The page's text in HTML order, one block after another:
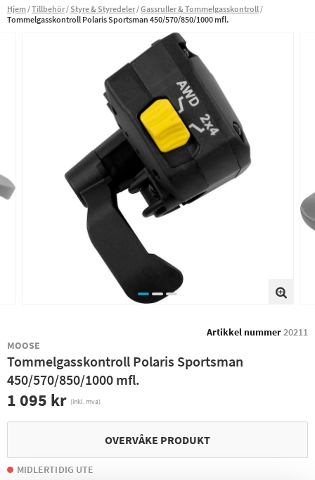
Hjem Tillbehör Styre & Styredeler Gassruller & Tommelgasskontroll
Tommelgasskontroll Polaris Sportsman 450/570/850/1000 mfl.
Artikkel nummer20211
MOOSE
Tommelgasskontroll Polaris Sportsman
450/570/850/1000 mfl.
1 095 kr (inkl. mva)
OVERVÅKE PRODUKT
MIDLERTIDIG UTE